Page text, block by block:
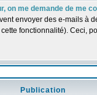
on me demande de me
envoyer des e-mails à
fonctionnalité). Ceci,
Publication